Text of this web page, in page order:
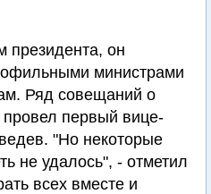
президента, он
министрами
Ряд совещаний о
провел первый вице-
"Но некоторые
не удалось", - отметил
всех вместе и